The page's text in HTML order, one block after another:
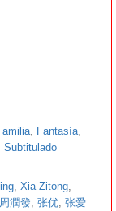
Fantasía
Subtitulado
Xia Zitong
周潤發 张优 张爱